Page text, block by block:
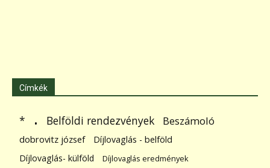
Címkék
* . Belföldi rendezvények Beszámoló
dobrovitz józsef
Díjlovaglás - belföld
Díjlovaglás- külföld
Díjlovaglás eredmények